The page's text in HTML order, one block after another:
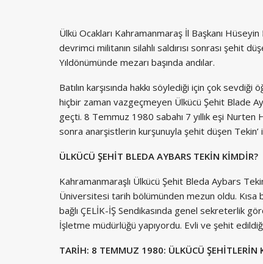
Ülkü Ocakları Kahramanmaraş İl Başkanı
devrimci militanın silahlı saldırısı sonrası şehit
Yıldönümünde mezarı başında andılar.
Batılın karşısında hakkı söylediği için çok
hiçbir zaman vazgeçmeyen Ülkücü Şehit Blade
geçti. 8 Temmuz 1980 sabahı 7 yıllık eşi
sonra anarşistlerin kurşunuyla şehit düşen Tekin’
ÜLKÜCÜ ŞEHİT BLEDA AYBARS TEKİN KİMDİR?
Kahramanmaraşlı Ülkücü Şehit Bleda Aybars
Üniversitesi tarih bölümünden mezun oldu. Kısa
bağlı ÇELİK-İŞ Sendikasında genel sekreterlik
İşletme müdürlüğü yapıyordu. Evli ve şehit
TARİH: 8 TEMMUZ 1980: ÜLKÜCÜ ŞEHİTLERİN